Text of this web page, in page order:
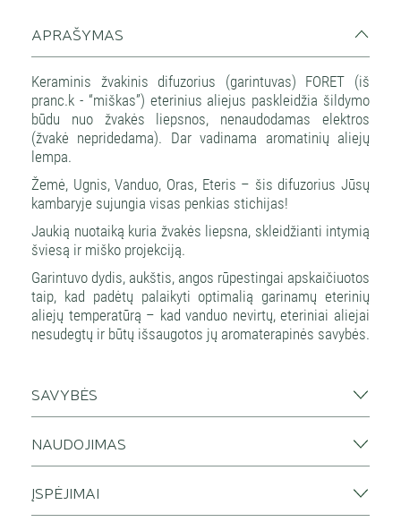
APRAŠYMAS
Keraminis žvakinis difuzorius (garintuvas) FORET (iš
pranc.k - “miškas”) eterinius aliejus paskleidžia šildymo
būdu nuo žvakės liepsnos, nenaudodamas elektros
(žvakė nepridedama). Dar vadinama aromatinių aliejų
lempa.
Žemė, Ugnis, Vanduo, Oras, Eteris – šis difuzorius Jūsų
kambaryje sujungia visas penkias stichijas!
Jaukią nuotaiką kuria žvakės liepsna, skleidžianti intymią
šviesą ir miško projekciją.
Garintuvo dydis, aukštis, angos rūpestingai apskaičiuotos
taip, kad padėtų palaikyti optimalią garinamų eterinių
aliejų temperatūrą – kad vanduo nevirtų, eteriniai aliejai
nesudegtų ir būtų išsaugotos jų aromaterapinės savybės.
SAVYBĖS
NAUDOJIMAS
ĮSPĖJIMAI